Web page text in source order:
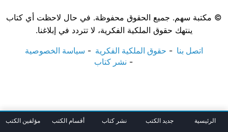
© مكتبة سهم. جميع الحقوق محفوظة. في حال لاحظت أي كتاب
ينتهك حقوق الملكية الفكرية، لا تتردد في إبلاغنا.
اتصل بنا حقوق الملكية الفكرية
سياسة الخصوصية
نشر كتاب
الرئيسية جديد الكتب نشر كتاب أقسام الكتب مؤلفين الكتب